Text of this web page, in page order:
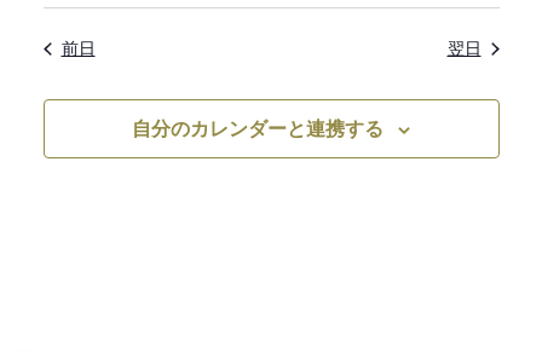
前日 翌日
自分のカレンダーと連携する